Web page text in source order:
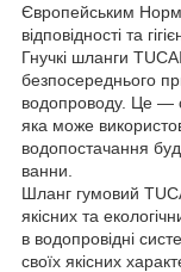
Європейським
відповідності та
Гнучкі шланги
безпосереднього
водопроводу. Це —
яка може
водопостачання
ванни.
Шланг гумовий
якісних та
в водопровідні
своїх якісних